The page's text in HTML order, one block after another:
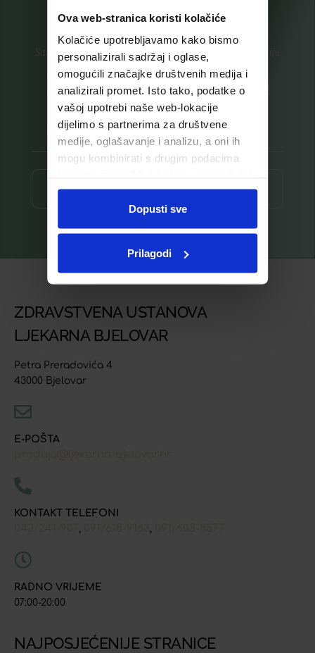
Ova web-stranica koristi kolačiće
Kolačiće upotrebljavamo kako bismo
personalizirali sadržaj i oglase,
omogućili značajke društvenih medija i
analizirali promet. Isto tako, podatke o
vašoj upotrebi naše web-lokacije
dijelimo s partnerima za društvene
medije, oglašavanje i analizu, a oni ih
mogu kombinirati s drugim podacima
ste upotrebljavali njihove usluge.
Dopusti sve
Prilagodi
Saznajte prvi za nove proizvode i ekskluzivne promocije
Prijavite se na listu za novosti
Prijava ⟶
ZDRAVSTVENA USTANOVA
LJEKARNA BJELOVAR
Petra Preradovića 4
43000 Bjelovar
E-POŠTA
KONTAKT TELEFONI
RADNO VRIJEME
07:00-20:00
NAJPOSJEĆENIJE STRANICE